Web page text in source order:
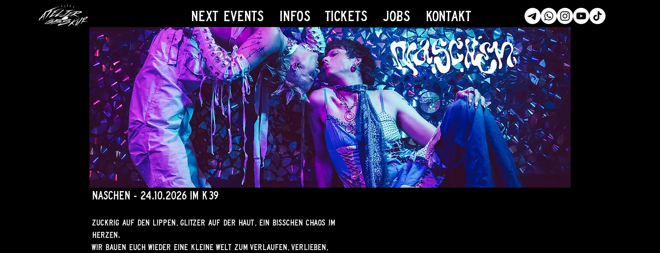
Next Events Infos Tickets Jobs Kontakt
Naschen - 24.10.2026 im k39
Zuckrig auf den Lippen, Glitzer auf der Haut, ein bisschen Chaos im
Herzen.
Wir bauen euch wieder eine kleine Welt zum Verlaufen, Verlieben,